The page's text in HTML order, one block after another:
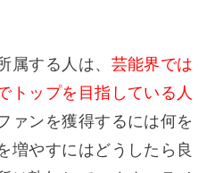
属する人は、 芸能界では
トップを目指している人
ァンを獲得するには何を
増やすにはどうしたら良